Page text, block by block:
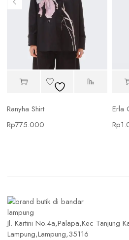
Ranyha Shirt
Rp775.000
Erla
Rp
Jl. Kartini No.4a,Palapa,Kec Tanjung
Lampung,Lampung,35116